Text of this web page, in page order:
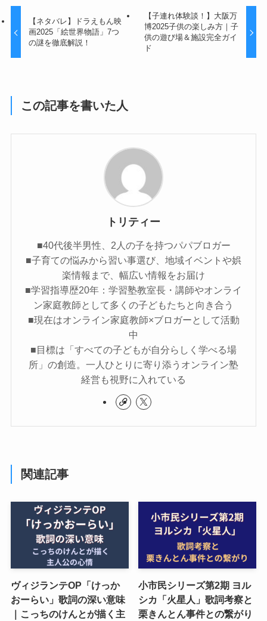
【ネタバレ】ドラえもん映
画2025「絵世界物語」7つ
の謎を徹底解説！
【子連れ体験談！】大阪万
博2025子供の楽しみ方｜子
供の遊び場＆施設完全ガイ
ド
この記事を書いた人
トリティー
■40代後半男性、2人の子を持つパパブロガー
■子育ての悩みから習い事選び、地域イベントや娯
楽情報まで、幅広い情報をお届け
■学習指導歴20年：学習塾教室長・講師やオンライ
ン家庭教師として多くの子どもたちと向き合う
■現在はオンライン家庭教師×ブロガーとして活動
中
■目標は「すべての子どもが自分らしく学べる場
所」の創造。一人ひとりに寄り添うオンライン塾
経営も視野に入れている
関連記事
ヴィジランテOP「けっか
おーらい」歌詞の深い意味
｜こっちのけんとが描く主
小市民シリーズ第2期 ヨル
シカ「火星人」歌詞考察と
栗きんとん事件との繋がり